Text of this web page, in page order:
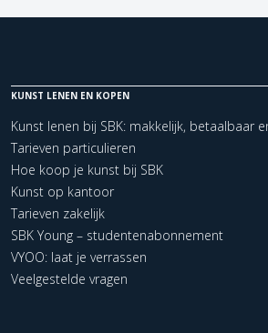
Kerncollectie
1 items. Pagina: 1
KUNST LENEN EN KOPEN
Kunst lenen bij SBK: makkelijk, betaalbaar
Tarieven particulieren
Hoe koop je kunst bij SBK
Kunst op kantoor
Tarieven zakelijk
SBK Young – studentenabonnement
VYOO: laat je verrassen
Veelgestelde vragen